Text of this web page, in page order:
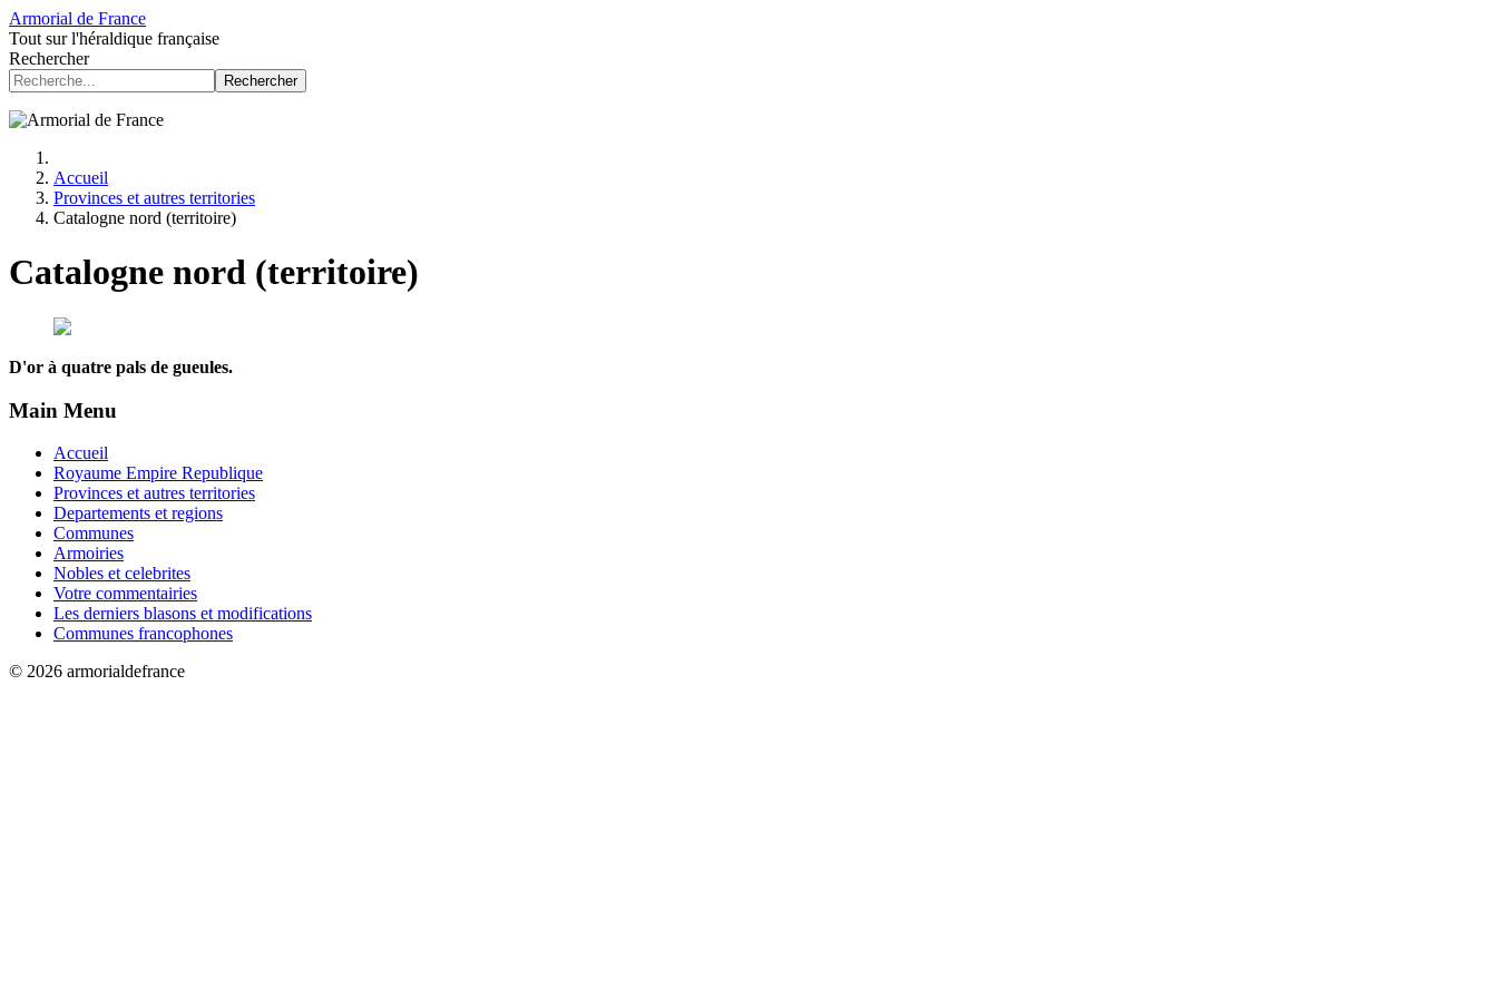
Armorial de France
Tout sur l'héraldique française
Rechercher
Rechercher
Accueil
Provinces et autres territories
Catalogne nord (territoire)
Catalogne nord (territoire)
D'or à quatre pals de gueules.
Main Menu
Accueil
Royaume Empire Republique
Provinces et autres territories
Departements et regions
Communes
Armoiries
Nobles et celebrites
Votre commentairies
Les derniers blasons et modifications
Communes francophones
© 2026 armorialdefrance